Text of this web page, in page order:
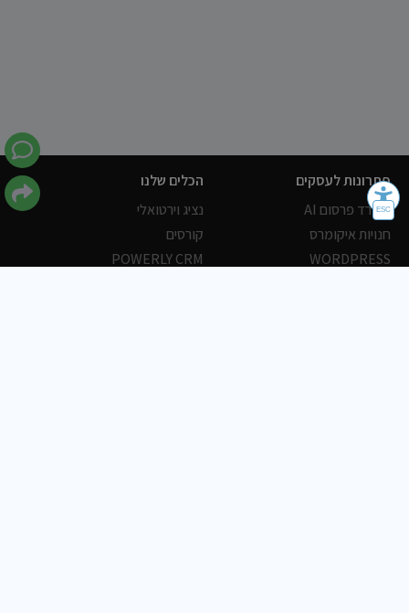
פתרונות לעסקים
משרד פרסום AI
חנויות איקומרס
WORDPRESS
הכלים שלנו
נציג וירטואלי
קורסים
POWERLY CRM